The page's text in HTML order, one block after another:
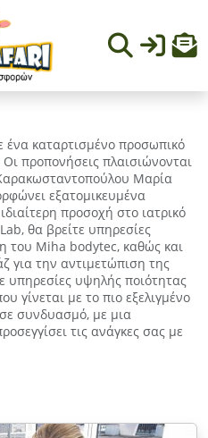
καταρτισμένο προσωπικό
προπονήσεις πλαισιώνονται
Μαρία
εξατομικευμένα
προσοχή στο ιατρικό
θα βρείτε υπηρεσίες
του Miha bodytec, καθώς και
για την αντιμετώπιση της
υπηρεσίες υψηλής ποιότητας
γίνεται με το πιο εξελιγμένο
συνδυασμό, με μια
τις ανάγκες σας με